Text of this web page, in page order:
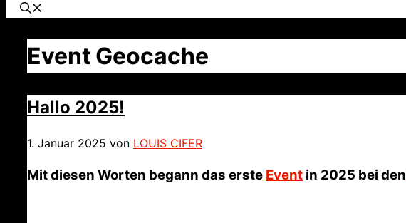
Event Geocache
Hallo 2025!
1. Januar 2025 von LOUIS CIFER
Mit diesen Worten begann das erste Event in 2025 bei den